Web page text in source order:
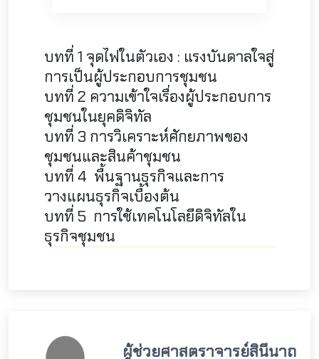
บทที่ 1 จุดไฟในตัวเอง : แรงบันดาลใจสู่
การเป็นผู้ประกอบการชุมชน
บทที่ 2 ความเข้าใจเรื่องผู้ประกอบการ
ชุมชนในยุคดิจิทัล
บทที่ 3 การวิเคราะห์ศักยภาพของ
ชุมชนและสินค้าชุมชน
บทที่ 4 พื้นฐานธุรกิจและการ
วางแผนธุรกิจเบื้องต้น
บทที่ 5 การใช้เทคโนโลยีดิจิทัลใน
ธุรกิจชุมชน
ผู้ช่วยศาสตราจารย์สินีนาถ